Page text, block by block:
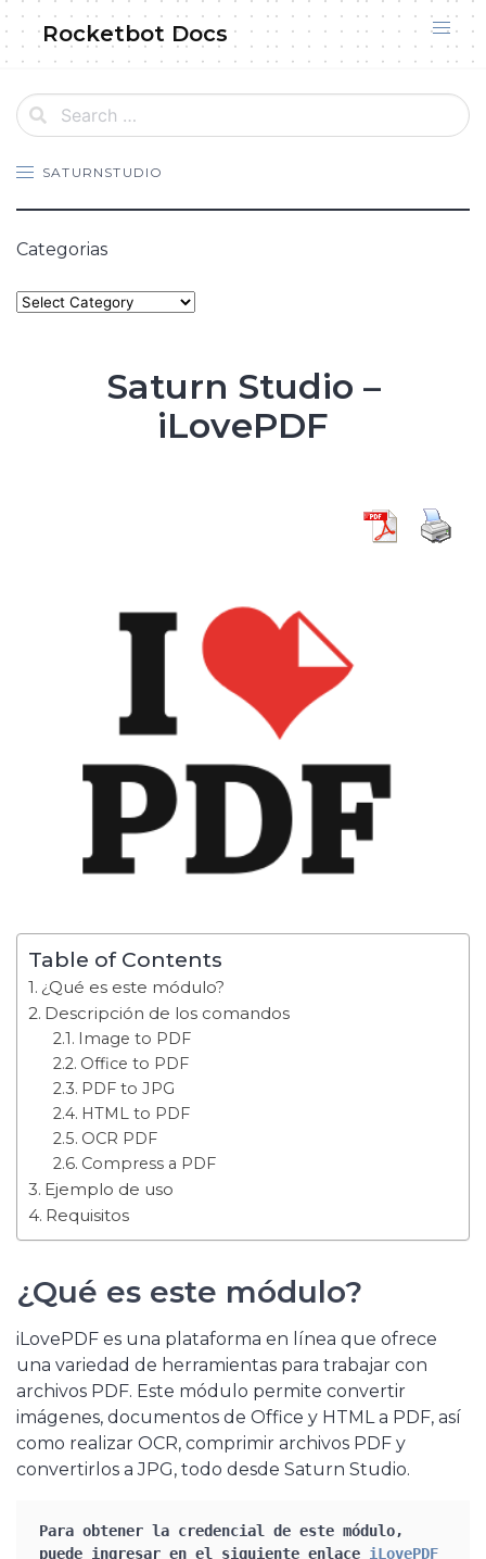
Skip
to
content
Rocketbot Docs
SATURNSTUDIO
Categorias
Categories
Saturn Studio –
iLovePDF
Table of Contents
¿Qué es este módulo?
Descripción de los comandos
Image to PDF
Office to PDF
PDF to JPG
HTML to PDF
OCR PDF
Compress a PDF
Ejemplo de uso
Requisitos
¿Qué es este módulo?
iLovePDF es una plataforma en línea que ofrece
una variedad de herramientas para trabajar con
archivos PDF. Este módulo permite convertir
imágenes, documentos de Office y HTML a PDF, así
como realizar OCR, comprimir archivos PDF y
convertirlos a JPG, todo desde Saturn Studio.
Para obtener la credencial de este módulo,
puede ingresar en el siguiente enlace iLovePDF